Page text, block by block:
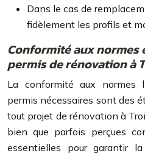
Dans le cas de
fidèlement les profils et
Conformité aux normes
permis de rénovation à
La conformité aux normes
permis nécessaires sont des
tout projet de rénovation à
bien que parfois perçues
essentielles pour garantir